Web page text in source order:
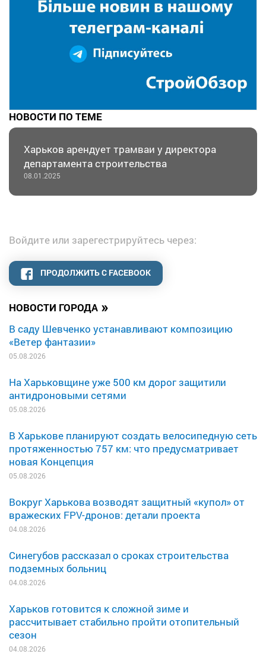
НОВОСТИ ГОРОДА »
В саду Шевченко устанавливают композицию
«Ветер фантазии»
05.08.2026
На Харьковщине уже 500 км дорог защитили
антидроновыми сетями
05.08.2026
В Харькове планируют создать велосипедную сеть
протяженностью 757 км: что предусматривает
новая Концепция
05.08.2026
Вокруг Харькова возводят защитный «купол» от
вражеских FPV-дронов: детали проекта
04.08.2026
Синегубов рассказал о сроках строительства
подземных больниц
04.08.2026
Харьков готовится к сложной зиме и
рассчитывает стабильно пройти отопительный
сезон
04.08.2026
НОВОСТИ ПО ТЕМЕ
Харьков арендует трамваи у директора
департамента строительства
08.01.2025
Войдите или зарегестрируйтесь через:
ПРОДОЛЖИТЬ С FACEBOOK